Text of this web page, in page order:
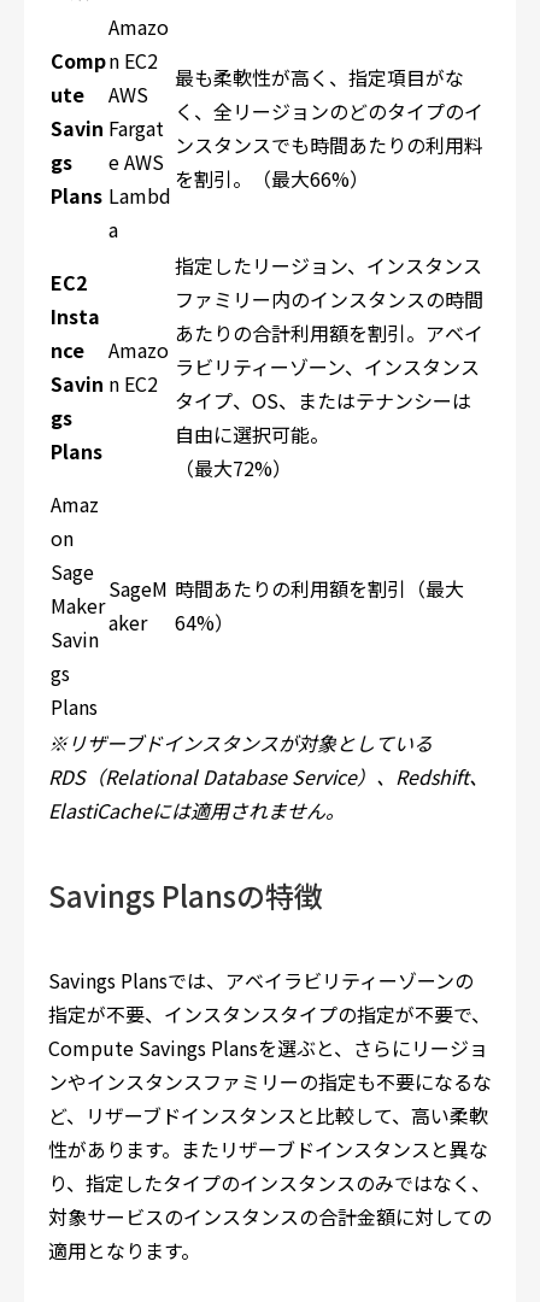
Comp
ute
Savin
gs
Plans
Amazo
n EC2
AWS
Fargat
e AWS
Lambd
a
最も柔軟性が高く、指定項目がな
く、全リージョンのどのタイプのイ
ンスタンスでも時間あたりの利用料
を割引。（最大66%）
EC2
Insta
nce
Savin
gs
Plans
Amazo
n EC2
指定したリージョン、インスタンス
ファミリー内のインスタンスの時間
あたりの合計利用額を割引。アベイ
ラビリティーゾーン、インスタンス
タイプ、OS、またはテナンシーは
自由に選択可能。
（最大72%）
Amaz
on
Sage
Maker
Savin
gs
Plans
SageM
aker
時間あたりの利用額を割引（最大
64%）
※リザーブドインスタンスが対象としている
RDS（Relational Database Service）、Redshift、
ElastiCacheには適用されません。
Savings Plansの特徴
Savings Plansでは、アベイラビリティーゾーンの
指定が不要、インスタンスタイプの指定が不要で、
Compute Savings Plansを選ぶと、さらにリージョ
ンやインスタンスファミリーの指定も不要になるな
ど、リザーブドインスタンスと比較して、高い柔軟
性があります。またリザーブドインスタンスと異な
り、指定したタイプのインスタンスのみではなく、
対象サービスのインスタンスの合計金額に対しての
適用となります。